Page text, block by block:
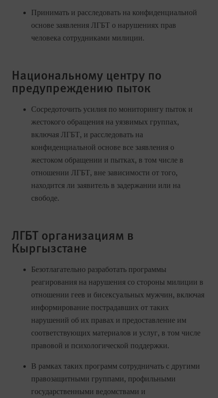
Принимать и расследовать на конфиденциальной
основе заявления ЛГБТ о нарушениях прав
человека сотрудниками милиции.
Национальному центру по
предупреждению пыток
Сосредоточить усилия по мониторингу пыток и
жестокого обращения на уязвимых группах,
включая ЛГБТ, и расследовать на
конфиденциальной основе все заявления о
жестоком обращении и пытках, в том числе в
отношении ЛГБТ, вне зависимости от того,
находится ли заявитель в задержании или на
свободе.
ЛГБТ организациям в
Кыргызстане
Безотлагательно разработать программы
реагирования на нарушения со стороны милиции в
отношении геев и бисексуальных мужчин, включая
информирование пострадавших от таких
нарушений об их правах и предоставление им
соответствующих материалов и услуг, в том числе
правовой и психологической поддержки.
В рамках таких программ сотрудничать с другими
правозащитными группами, профильными
государственными ведомствами и